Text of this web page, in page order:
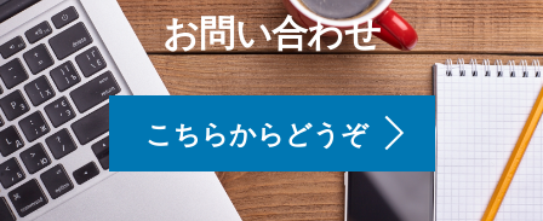
お問い合わせ
こちらからどうぞ